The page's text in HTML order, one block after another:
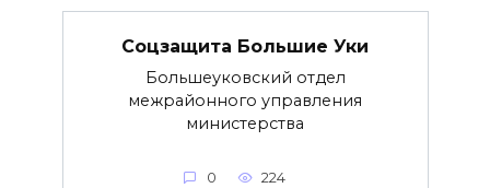
Соцзащита Большие Уки
Большеуковский отдел
межрайонного управления
министерства
0 224